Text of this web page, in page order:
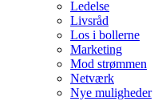
Ledelse
Livsråd
Los i bollerne
Marketing
Mod strømmen
Netværk
Nye muligheder